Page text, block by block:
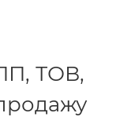
ТОВ,